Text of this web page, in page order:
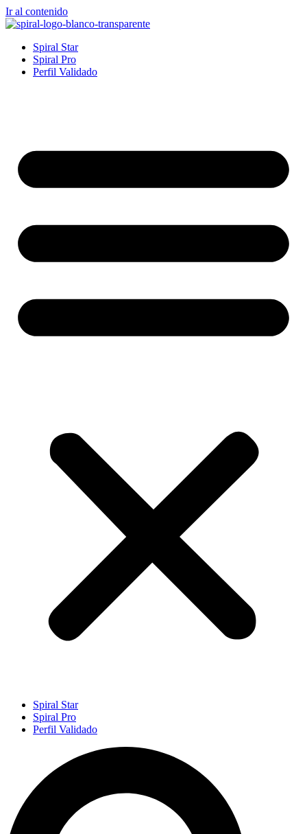
Ir al contenido
Spiral Star
Spiral Pro
Perfil Validado
Spiral Star
Spiral Pro
Perfil Validado